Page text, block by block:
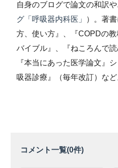
自身のブログで論文の和訳
グ「呼吸器内科医」 ）。著
方、使い方』、『COPDの
バイブル』、『ねころんで読
『本当にあった医学論文』
吸器診療』（毎年改訂）など
コメント一覧(0件)